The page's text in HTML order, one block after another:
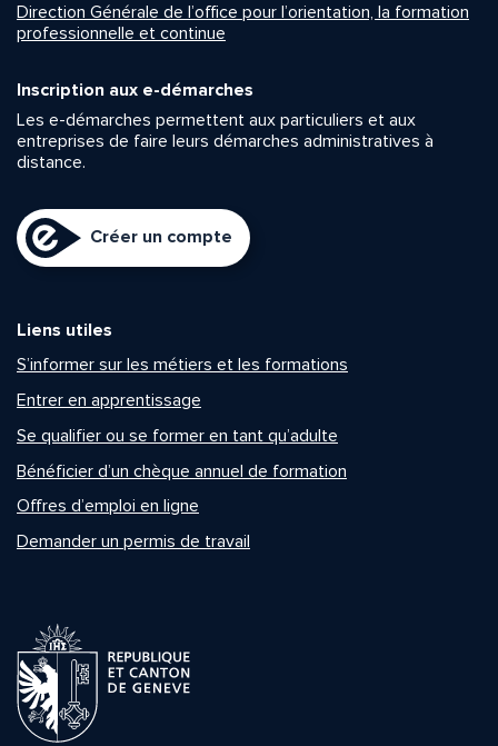
Direction Générale de l’office pour l’orientation, la formation
professionnelle et continue
Inscription aux e-démarches
Les e-démarches permettent aux particuliers et aux
entreprises de faire leurs démarches administratives à
distance.
Créer un compte
Liens utiles
S’informer sur les métiers et les formations
Entrer en apprentissage
Se qualifier ou se former en tant qu’adulte
Bénéficier d’un chèque annuel de formation
Offres d’emploi en ligne
Demander un permis de travail